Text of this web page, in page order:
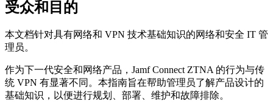
受众和目的
本文档针对具有网络和 VPN 技术基础知识的网络和安全 IT 管
理员。
作为下一代安全和网络产品，Jamf Connect ZTNA 的行为与传
统 VPN 有显著不同。本指南旨在帮助管理员了解产品设计的
基础知识，以便进行规划、部署、维护和故障排除。